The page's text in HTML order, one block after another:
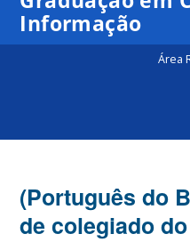
Informação
Área
(Português do
de colegiado